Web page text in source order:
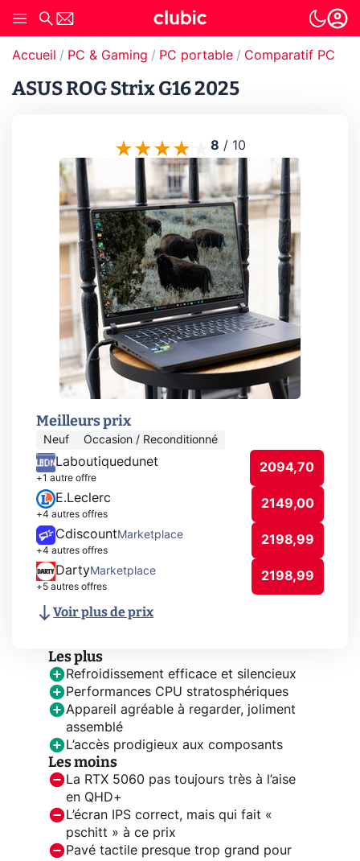
Accueil PC & Gaming PC portable Comparatif PC
ASUS ROG Strix G16 2025
8 / 10
Meilleurs prix
Neuf Occasion / Reconditionné
Laboutiquedunet
+1 autre offre
2094,70
E.Leclerc
+4 autres offres
2149,00
Cdiscount Marketplace
+4 autres offres
2198,99
DartyMarketplace
+5 autres offres
2198,99
Voir plus de prix
Les plus
Refroidissement efficace et silencieux
Performances CPU stratosphériques
Appareil agréable à regarder, joliment
assemblé
L’accès prodigieux aux composants
Les moins
La RTX 5060 pas toujours très à l’aise
en QHD+
L’écran IPS correct, mais qui fait «
pschitt » à ce prix
Pavé tactile presque trop grand pour